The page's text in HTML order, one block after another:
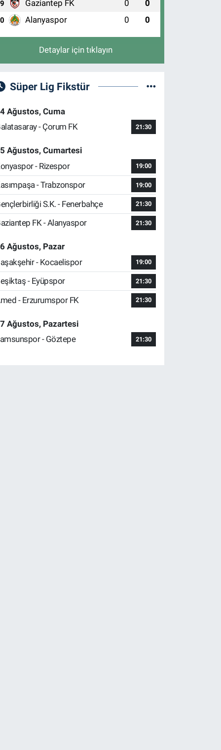
9 Gaziantep FK 0 0
Alanyaspor 0 0
Detaylar için tıklayın
Süper Lig Fikstür
Ağustos, Cuma
- Çorum FK
21:30
Ağustos, Cumartesi
- Rizespor
19:00
- Trabzonspor 19:00
S.K. - Fenerbahçe 21:30
FK - Alanyaspor 21:30
Ağustos, Pazar
- Kocaelispor
19:00
- Eyüpspor 21:30
- Erzurumspor FK 21:30
Ağustos, Pazartesi
- Göztepe
21:30